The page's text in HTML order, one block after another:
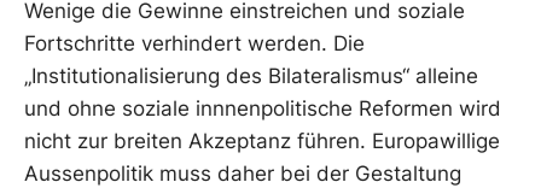
Wenige die Gewinne einstreichen und soziale
Fortschritte verhindert werden. Die
„Institutionalisierung des Bilateralismus“ alleine
und ohne soziale innnenpolitische Reformen wird
nicht zur breiten Akzeptanz führen. Europawillige
Aussenpolitik muss daher bei der Gestaltung